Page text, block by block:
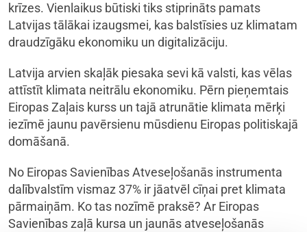
krīzes. Vienlaikus būtiski tiks stiprināts pamats
Latvijas tālākai izaugsmei, kas balstīsies uz klimatam
draudzīgāku ekonomiku un digitalizāciju.
Latvija arvien skaļāk piesaka sevi kā valsti, kas vēlas
attīstīt klimata neitrālu ekonomiku. Pērn pieņemtais
Eiropas Zaļais kurss un tajā atrunātie klimata mērķi
iezīmē jaunu pavērsienu mūsdienu Eiropas politiskajā
domāšanā.
No Eiropas Savienības Atveseļošanās instrumenta
dalībvalstīm vismaz 37% ir jāatvēl cīņai pret klimata
pārmaiņām. Ko tas nozīmē praksē? Ar Eiropas
Savienības zaļā kursa un jaunās atveseļošanās